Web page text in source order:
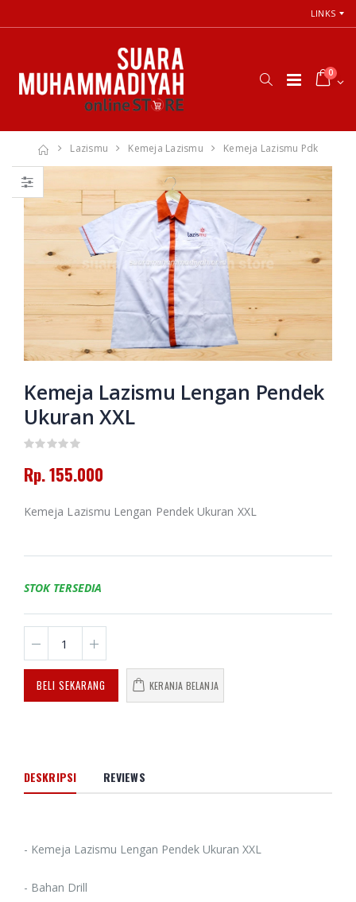
LINKS
0
Lazismu Kemeja Lazismu Kemeja Lazismu Pdk
Kemeja Lazismu Lengan Pendek
Ukuran XXL
Rp. 155.000
Kemeja Lazismu Lengan Pendek Ukuran XXL
STOK TERSEDIA
BELI SEKARANG KERANJA BELANJA
DESKRIPSI REVIEWS
- Kemeja Lazismu Lengan Pendek Ukuran XXL
- Bahan Drill
Cara Shalat
Menurut
Himpunan
Putusan Tarjih
Muhammadiyah
Rp. 31.000
Himpunan
Putusan Tarjih
Jilid 3
Rp. 130.000
Putusan Tarjih
Muhammadiyah
66 Jalan Menuju
Cinta Ilahi
Menemukan
Tuhan dalam
Luka, Cinta, dan
Kehidupan
Sehari-hari
Rp. 0
Pertolongan
Memoar